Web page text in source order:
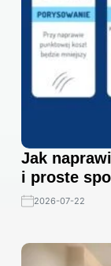
Jak
i proste
2026-07-22